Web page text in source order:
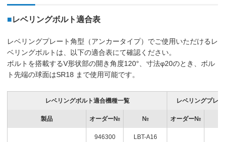
■レベリングボルト適合表
レベリングプレート角型（アンカータイプ）でご使用いただけるレ
ベリングボルトは、以下の適合表にて確認ください。
ボルトを搭載するV形状部の開き角度120°、寸法φ20のとき、ボル
ト先端の球面はSR18 まで使用可能です。
レベリングボルト適合機種一覧 レベリングプレ
製品 オーダー№ № オーダー№
946300 LBT-A16